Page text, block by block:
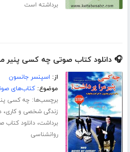
برداشته است
🎧 دانلود کتاب صوتی چه کسی پنیر
از: اسپنسر جانسون
موضوع:کتاب‌های
برچسب‌ها: چه کسی
زندگی شخصی و کاری،
برداشت،دانلود کتاب
روانشناسی